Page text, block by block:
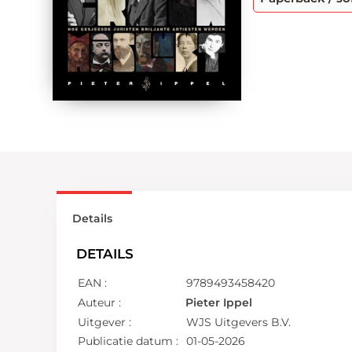
Details
DETAILS
EAN :
9789493458420
Auteur :
Pieter Ippel
Uitgever :
WJS Uitgevers B.V.
Publicatie datum :
01-05-2026